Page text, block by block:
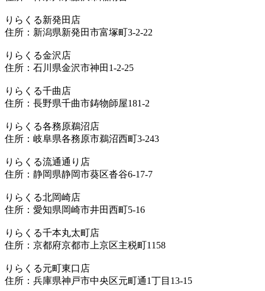
りらくる新発田店
住所：新潟県新発田市富塚町3-2-22
りらくる金沢店
住所：石川県金沢市神田1-2-25
りらくる千曲店
住所：長野県千曲市鋳物師屋181-2
りらくる各務原鵜沼店
住所：岐阜県各務原市鵜沼西町3-243
りらくる流通通り店
住所：静岡県静岡市葵区沓谷6-17-7
りらくる北岡崎店
住所：愛知県岡崎市井田西町5-16
りらくる千本丸太町店
住所：京都府京都市上京区主税町1158
りらくる元町東口店
住所：兵庫県神戸市中央区元町通1丁目13-15